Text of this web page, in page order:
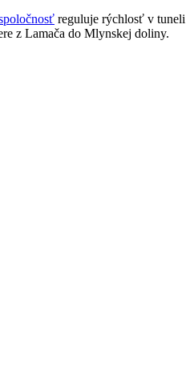
reguluje rýchlosť v tuneli
z Lamača do Mlynskej doliny.